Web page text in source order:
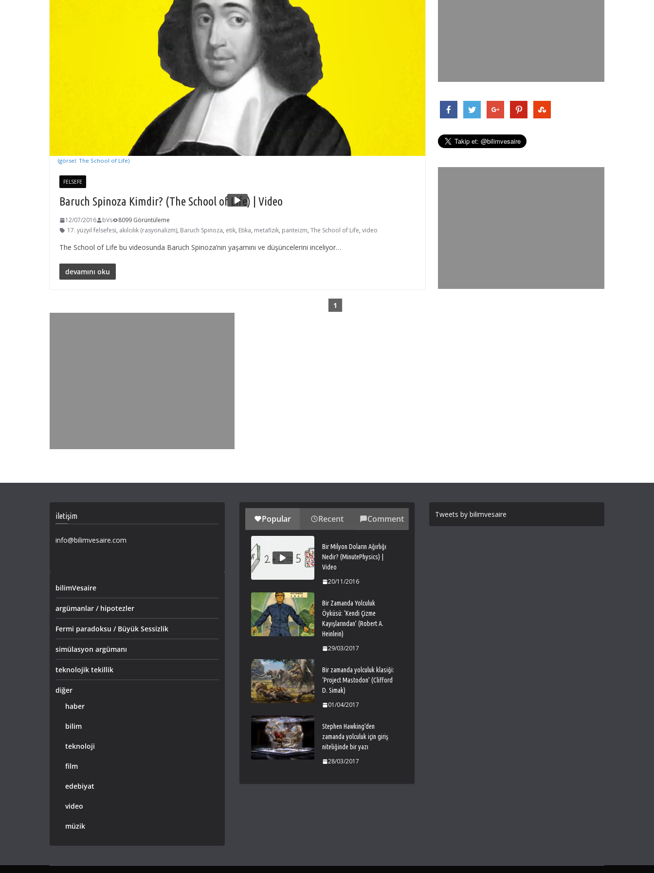
(görsel: The School of Life)
FELSEFE
Baruch Spinoza Kimdir? (The School of Life) | Video
12/07/2016 bVs
8099 Görüntüleme
17. yüzyıl felsefesi, akılcılık (rasyonalizm), Baruch Spinoza, etik, Etika, metafizik, panteizm, The School of Life, video
The School of Life bu videosunda Baruch Spinoza’nın yaşamını ve düşüncelerini inceliyor…
devamını oku
1
iletişim
info@bilimvesaire.com
bilimVesaire
argümanlar / hipotezler
Fermi paradoksu / Büyük Sessizlik
simülasyon argümanı
teknolojik tekillik
diğer
haber
bilim
teknoloji
film
edebiyat
video
müzik
Popular Recent Comment
Bir Milyon Doların Ağırlığı
Nedir? (MinutePhysics) |
Video
20/11/2016
Bir Zamanda Yolculuk
Öyküsü: ‘Kendi Çizme
Kayışlarından’ (Robert A.
Heinlein)
29/03/2017
Bir zamanda yolculuk klasiği:
‘Project Mastodon’ (Clifford
D. Simak)
01/04/2017
Stephen Hawking’den
zamanda yolculuk için giriş
niteliğinde bir yazı
28/03/2017
Tweets by bilimvesaire